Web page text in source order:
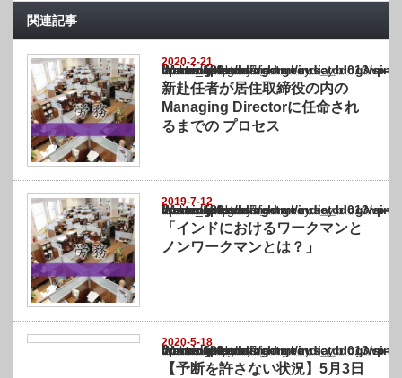
関連記事
2020-2-21
Warning
: Undefined array key "show_category" in
/home/netst/kuno-cpa.co.jp/public_html/india_blog/wp-content/themes/
on line183
新赴任者が居住取締役の内の
Managing Directorに任命され
るまでの プロセス
2019-7-12
Warning
: Undefined array key "show_category" in
/home/netst/kuno-cpa.co.jp/public_html/india_blog/wp-content/themes/
on line183
「インドにおけるワークマンと
ノンワークマンとは？」
2020-5-18
Warning
: Undefined array key "show_category" in
/home/netst/kuno-cpa.co.jp/public_html/india_blog/wp-content/themes/
on line183
【予断を許さない状況】5月3日